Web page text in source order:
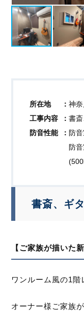
所在地
神
工事内容
書
防音性能
防
防
書斎、ギ
【ご家族が描いた
ワンルーム風の1階
オーナー様ご家族